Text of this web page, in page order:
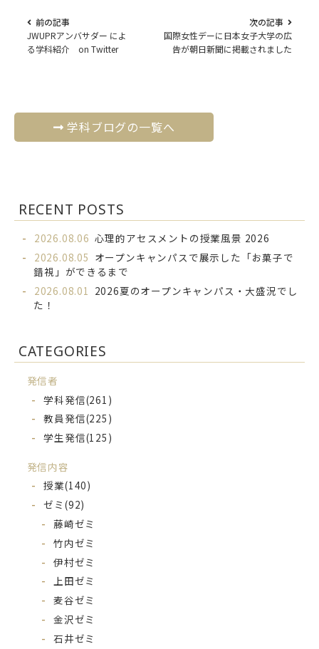
前の記事
JWUPRアンバサダー によ
る学科紹介 on Twitter
次の記事
国際女性デーに日本女子大学の広
告が朝日新聞に掲載されました
学科ブログの一覧へ
RECENT POSTS
2026.08.06 心理的アセスメントの授業風景 2026
2026.08.05 オープンキャンパスで展示した「お菓子で
錯視」ができるまで
2026.08.01
2026夏のオープンキャンパス・大盛況でし
た！
CATEGORIES
発信者
学科発信(261)
教員発信(225)
学生発信(125)
発信内容
授業(140)
ゼミ(92)
藤崎ゼミ
竹内ゼミ
伊村ゼミ
上田ゼミ
麦谷ゼミ
金沢ゼミ
石井ゼミ